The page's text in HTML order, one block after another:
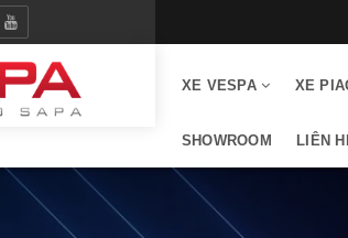
XE VESPA XE
SHOWROOM LIÊN